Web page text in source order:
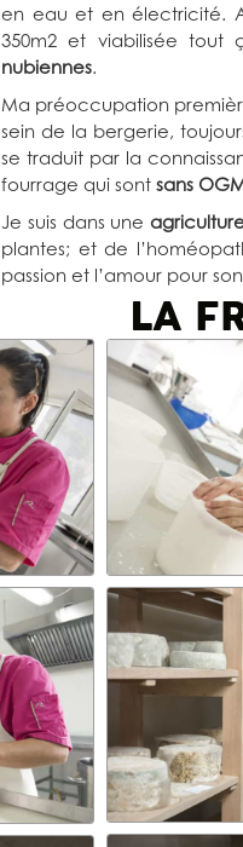
en eau et en électricité.
350m2 et viabilisée
nubiennes.
Ma préoccupation
sein de la bergerie,
se traduit par la
fourrage qui sont sans
Je suis dans une
plantes; et de
passion et l’amour pour
LA